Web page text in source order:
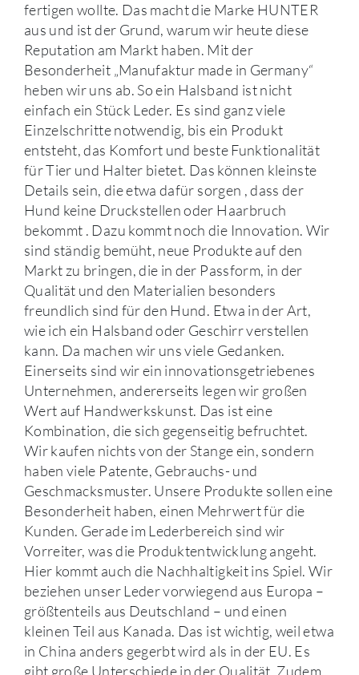
fertigen wollte. Das macht die Marke HUNTER
aus und ist der Grund, warum wir heute diese
Reputation am Markt haben. Mit der
Besonderheit „Manufaktur made in Germany“
heben wir uns ab. So ein Halsband ist nicht
einfach ein Stück Leder. Es sind ganz viele
Einzelschritte notwendig, bis ein Produkt
entsteht, das Komfort und beste Funktionalität
für Tier und Halter bietet. Das können kleinste
Details sein, die etwa dafür sorgen , dass der
Hund keine Druckstellen oder Haarbruch
bekommt . Dazu kommt noch die Innovation. Wir
sind ständig bemüht, neue Produkte auf den
Markt zu bringen, die in der Passform, in der
Qualität und den Materialien besonders
freundlich sind für den Hund. Etwa in der Art,
wie ich ein Halsband oder Geschirr verstellen
kann. Da machen wir uns viele Gedanken.
Einerseits sind wir ein innovationsgetriebenes
Unternehmen, andererseits legen wir großen
Wert auf Handwerkskunst. Das ist eine
Kombination, die sich gegenseitig befruchtet.
Wir kaufen nichts von der Stange ein, sondern
haben viele Patente, Gebrauchs- und
Geschmacksmuster. Unsere Produkte sollen eine
Besonderheit haben, einen Mehrwert für die
Kunden. Gerade im Lederbereich sind wir
Vorreiter, was die Produktentwicklung angeht.
Hier kommt auch die Nachhaltigkeit ins Spiel. Wir
beziehen unser Leder vorwiegend aus Europa –
größtenteils aus Deutschland – und einen
kleinen Teil aus Kanada. Das ist wichtig, weil etwa
in China anders gegerbt wird als in der EU. Es
gibt große Unterschiede in der Qualität. Zudem